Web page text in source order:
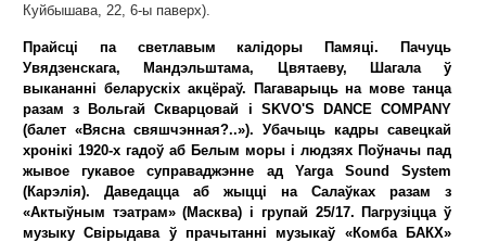
Куйбышава, 22, 6-ы паверх).
Прайсці па светлавым калідоры Памяці. Пачуць
Увядзенскага, Мандэльштама, Цвятаеву, Шагала ў
выкананні беларускіх акцёраў. Пагаварыць на мове танца
разам з Вольгай Скварцовай і SKVO'S DANCE COMPANY
(балет «Вясна свяшчэнная?..»). Убачыць кадры савецкай
хронікі 1920-х гадоў аб Белым моры і людзях Поўначы пад
жывое гукавое суправаджэнне ад Yarga Sound System
(Карэлія). Даведацца аб жыцці на Салаўках разам з
«Актыўным тэатрам» (Масква) і групай 25/17. Пагрузіцца ў
музыку Свірыдава ў прачытанні музыкаў «Комба БАКХ»